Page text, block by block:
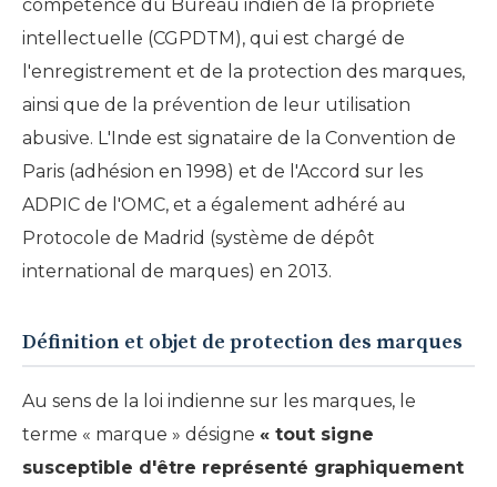
compétence du Bureau indien de la propriété
intellectuelle (CGPDTM), qui est chargé de
l'enregistrement et de la protection des marques,
ainsi que de la prévention de leur utilisation
abusive. L'Inde est signataire de la Convention de
Paris (adhésion en 1998) et de l'Accord sur les
ADPIC de l'OMC, et a également adhéré au
Protocole de Madrid (système de dépôt
international de marques) en 2013.
Définition et objet de protection des marques
Au sens de la loi indienne sur les marques, le
terme « marque » désigne « tout signe
susceptible d'être représenté graphiquement